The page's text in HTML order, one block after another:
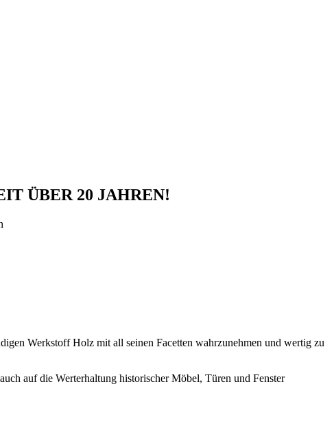
ÜBER 20 JAHREN!
Werkstoff Holz mit all seinen Facetten wahrzunehmen und wertig zu
auf die Werterhaltung historischer Möbel, Türen und Fenster